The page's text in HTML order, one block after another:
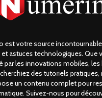
est votre source
astuces technologiques. Que
par les innovations mobiles, les
des tutoriels
un contenu complet pour
Suivez-nous pour